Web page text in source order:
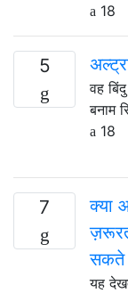
18
5
वह
बनाम
18
7
क्या
सकते
यह